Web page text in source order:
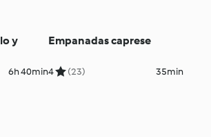
y
6h 40min
Empanadas caprese
4 (23) 35min